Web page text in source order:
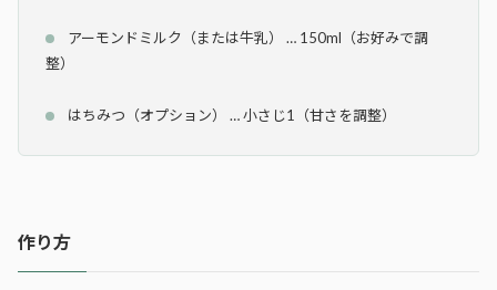
アーモンドミルク（または牛乳） … 150ml（お好みで調
整）
はちみつ（オプション） … 小さじ1（甘さを調整）
作り方